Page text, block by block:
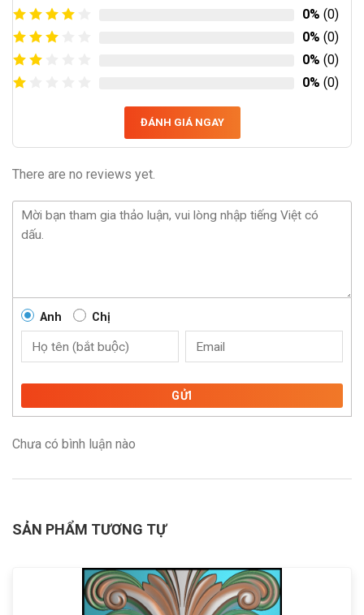
0% (0)
0% (0)
0% (0)
0% (0)
ĐÁNH GIÁ NGAY
There are no reviews yet.
Anh Chị
GỬI
Chưa có bình luận nào
SẢN PHẨM TƯƠNG TỰ